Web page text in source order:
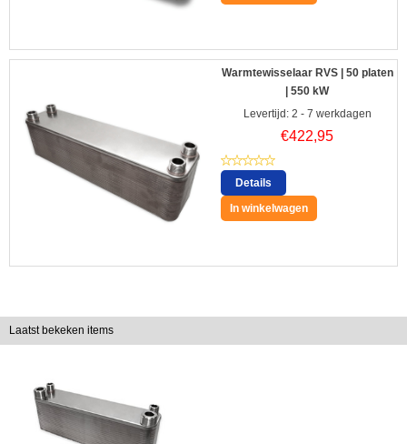
Warmtewisselaar RVS | 50 platen
| 550 kW
Levertijd: 2 - 7 werkdagen
€422,95
Details
In winkelwagen
Laatst bekeken items